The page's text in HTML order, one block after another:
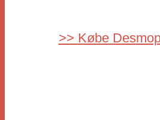
>> Købe